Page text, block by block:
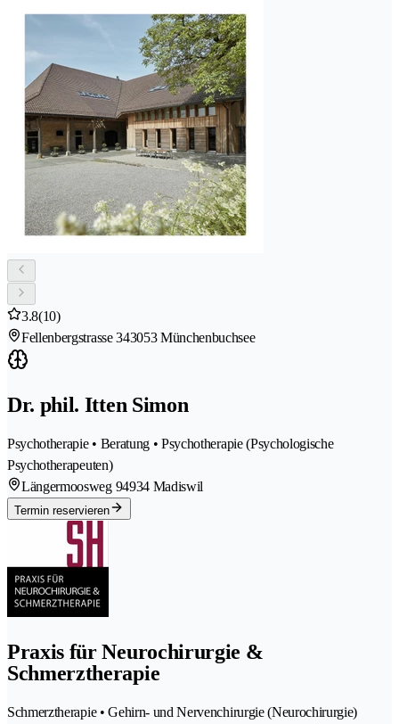
3.8(10)
Fellenbergstrasse 343053 Münchenbuchsee
Dr. phil. Itten Simon
Psychotherapie • Beratung • Psychotherapie (Psychologische
Psychotherapeuten)
Längermoosweg 94934 Madiswil
Termin reservieren
Praxis für Neurochirurgie &
Schmerztherapie
Schmerztherapie • Gehirn- und Nervenchirurgie (Neurochirurgie)